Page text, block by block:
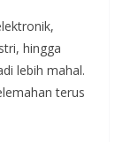
hingga
lebih mahal.
terus